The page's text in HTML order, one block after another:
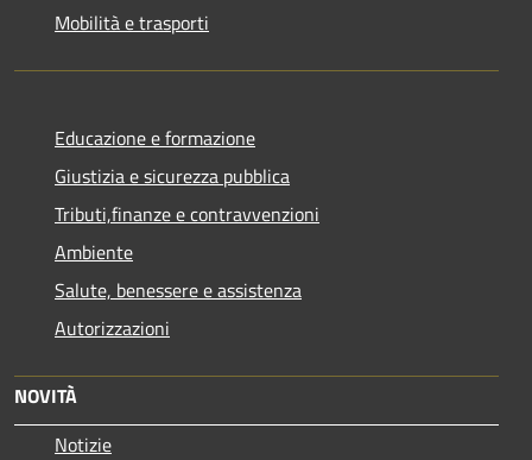
Mobilità e trasporti
Educazione e formazione
Giustizia e sicurezza pubblica
Tributi,finanze e contravvenzioni
Ambiente
Salute, benessere e assistenza
Autorizzazioni
NOVITÀ
Notizie